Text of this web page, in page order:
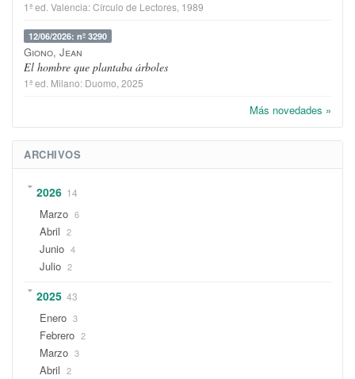
1ª ed. Valencia:Círculo de Lectores , 1989
12/06/2026: nº 3290
Giono, Jean
El hombre que plantaba árboles
1ª ed. Milano: Duomo , 2025
Más novedades »
ARCHIVOS
2026 14
Marzo 6
Abril 2
Junio 4
Julio 2
2025 43
Enero 3
Febrero 2
Marzo 3
Abril 2